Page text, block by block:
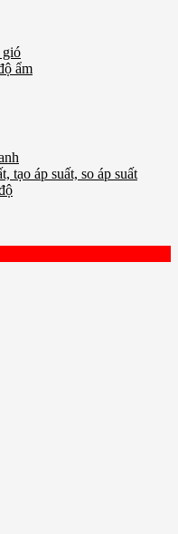
gió
ẩm
tạo áp suất, so áp suất